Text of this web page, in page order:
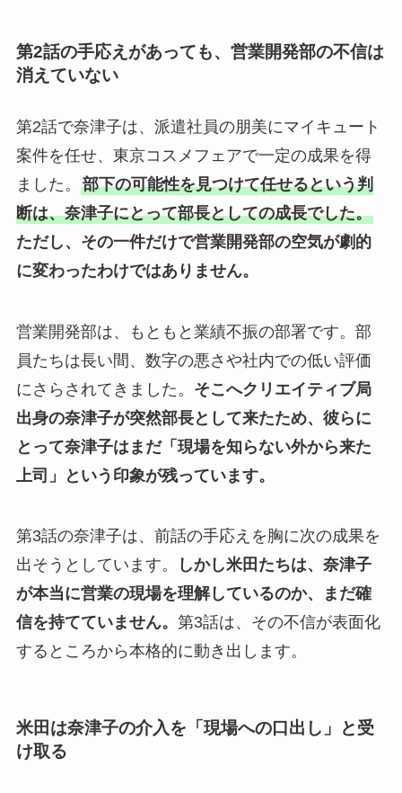
第2話の手応えがあっても、営業開発部の不信は
消えていない
第2話で奈津子は、派遣社員の朋美にマイキュート
案件を任せ、東京コスメフェアで一定の成果を得
ました。 部下の可能性を見つけて任せるという判
断は、奈津子にとって部長としての成長でした。
ただし、その一件だけで営業開発部の空気が劇的
に変わったわけではありません。
営業開発部は、もともと業績不振の部署です。部
員たちは長い間、数字の悪さや社内での低い評価
にさらされてきました。 そこへクリエイティブ局
出身の奈津子が突然部長として来たため、彼らに
とって奈津子はまだ「現場を知らない外から来た
上司」という印象が残っています。
第3話の奈津子は、前話の手応えを胸に次の成果を
出そうとしています。
しかし米田たちは、奈津子
が本当に営業の現場を理解しているのか、まだ確
信を持てていません。 第3話は、その不信が表面化
するところから本格的に動き出します。
米田は奈津子の介入を「現場への口出し」と受
け取る